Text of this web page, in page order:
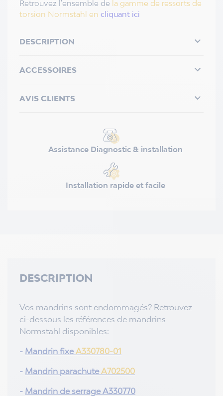
Retrouvez l'ensemble de la gamme de ressorts de
torsion Normstahl en cliquant ici
DESCRIPTION 
ACCESSOIRES 
AVIS CLIENTS 
Assistance Diagnostic & installation
Installation rapide et facile
DESCRIPTION
Vos mandrins sont endommagés? Retrouvez
ci-dessous les références de mandrins
Normstahl disponibles:
- Mandrin fixeA330780-01
- Mandrin parachuteA702500
- Mandrin de serrageA330770